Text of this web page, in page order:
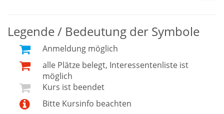
Legende / Bedeutung der Symbole
Anmeldung möglich
alle Plätze belegt, Interessentenliste ist
möglich
Kurs ist beendet
Bitte Kursinfo beachten